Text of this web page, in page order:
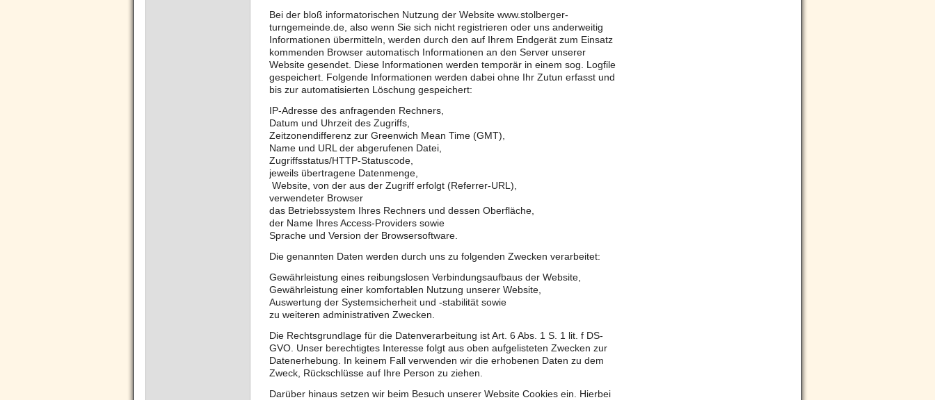
Bei der bloß informatorischen Nutzung der Website www.stolberger-
turngemeinde.de, also wenn Sie sich nicht registrieren oder uns anderweitig
Informationen übermitteln, werden durch den auf Ihrem Endgerät zum Einsatz
kommenden Browser automatisch Informationen an den Server unserer
Website gesendet. Diese Informationen werden temporär in einem sog. Logfile
gespeichert. Folgende Informationen werden dabei ohne Ihr Zutun erfasst und
bis zur automatisierten Löschung gespeichert:
IP-Adresse des anfragenden Rechners,
Datum und Uhrzeit des Zugriffs,
Zeitzonendifferenz zur Greenwich Mean Time (GMT),
Name und URL der abgerufenen Datei,
Zugriffsstatus/HTTP-Statuscode,
jeweils übertragene Datenmenge,
Website, von der aus der Zugriff erfolgt (Referrer-URL),
verwendeter Browser
das Betriebssystem Ihres Rechners und dessen Oberfläche,
der Name Ihres Access-Providers sowie
Sprache und Version der Browsersoftware.
Die genannten Daten werden durch uns zu folgenden Zwecken verarbeitet:
Gewährleistung eines reibungslosen Verbindungsaufbaus der Website,
Gewährleistung einer komfortablen Nutzung unserer Website,
Auswertung der Systemsicherheit und -stabilität sowie
zu weiteren administrativen Zwecken.
Die Rechtsgrundlage für die Datenverarbeitung ist Art. 6 Abs. 1 S. 1 lit. f DS-
GVO. Unser berechtigtes Interesse folgt aus oben aufgelisteten Zwecken zur
Datenerhebung. In keinem Fall verwenden wir die erhobenen Daten zu dem
Zweck, Rückschlüsse auf Ihre Person zu ziehen.
Darüber hinaus setzen wir beim Besuch unserer Website Cookies ein. Hierbei